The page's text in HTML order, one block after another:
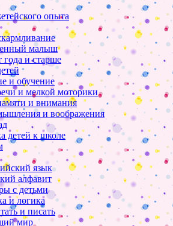
опыта
малыш
года и старше
и обучение
и мелкой моторики
и внимания
и воображения
детей к школе
язык
алфавит
с детьми
и логика
и писать
мир